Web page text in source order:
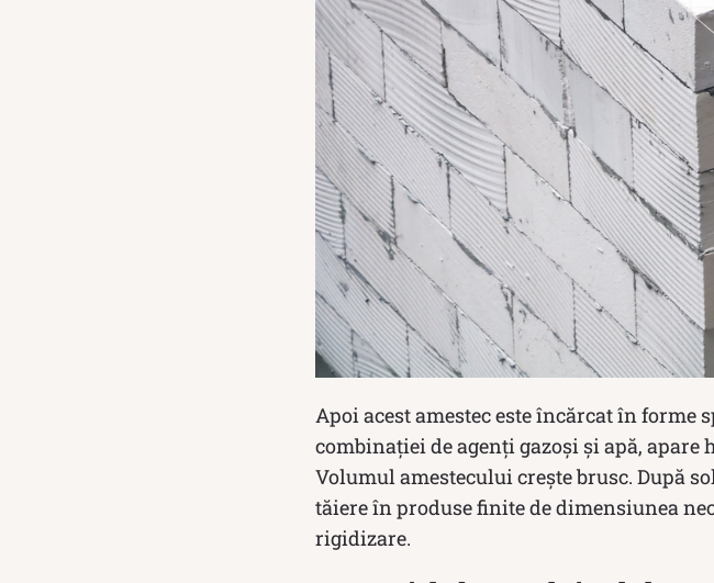
Apoi acest amestec este încărcat în forme
combinației de agenți gazoși și apă,
Volumul amestecului crește brusc. După
tăiere în produse finite de dimensiunea
rigidizare.